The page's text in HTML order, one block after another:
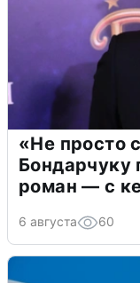
«Не просто
Бондарчуку
роман — с
6 августа 60